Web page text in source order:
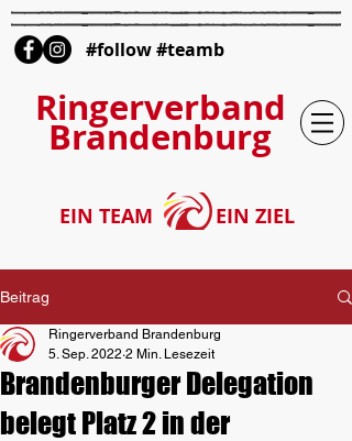
#follow #teamb
Ringerverband
Brandenburg
EIN TEAM EIN ZIEL
Beitrag
Brandenburger Delegation
belegt Platz 2 in der
Ringerverband Brandenburg
5. Sep. 2022 2 Min. Lesezeit